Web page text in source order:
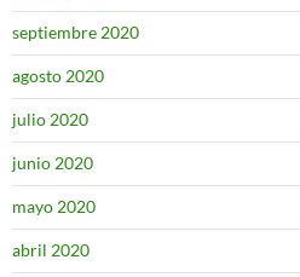
septiembre 2020
agosto 2020
julio 2020
junio 2020
mayo 2020
abril 2020